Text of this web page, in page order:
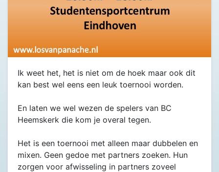
Ik weet het, het is niet om de hoek maar ook dit
kan best wel eens een leuk toernooi worden.
En laten we wel wezen de spelers van BC
Heemskerk die kom je overal tegen.
Het is een toernooi met alleen maar dubbelen en
mixen. Geen gedoe met partners zoeken. Hun
zorgen voor afwisseling in partners zoveel